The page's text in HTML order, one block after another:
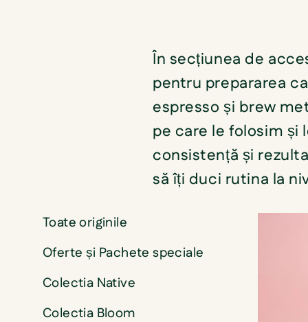
În secțiunea de
pentru prepararea
espresso și brew
pe care le folosim și
consistență și
să îți duci rutina la
Toate originile
Oferte și Pachete speciale
Colectia Native
Colectia Bloom